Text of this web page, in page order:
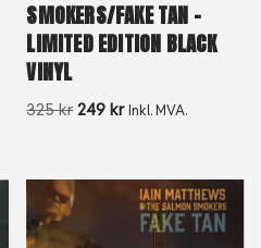
SMOKERS/FAKE TAN –
LIMITED EDITION BLACK
VINYL
325kr 249kr Inkl. MVA.